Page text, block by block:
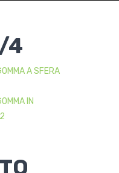
4
A SFERA
IN